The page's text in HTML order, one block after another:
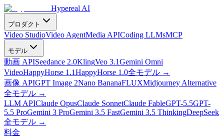
Hypereal AI
プロダクト
Video StudioVideo AgentMedia APICoding LLMsMCP
モデル
動画 APISeedance 2.0KlingVeo 3.1Gemini Omni
VideoHappyHorse 1.1HappyHorse 1.0全モデル →
画像 APIGPT Image 2Nano BananaFLUXMidjourney Alternative
全モデル →
LLM APIClaude OpusClaude SonnetClaude FableGPT-5.5GPT-
5.5 ProGemini 3 ProGemini 3.5 FastGemini 3.5 ThinkingDeepSeek
全モデル →
料金